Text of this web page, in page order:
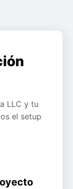
LLC y tu
el setup